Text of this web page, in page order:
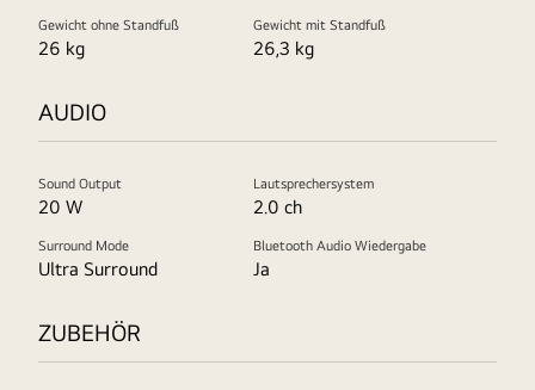
Gewicht ohne Standfuß
26 kg
Gewicht mit Standfuß
26,3 kg
AUDIO
Sound Output
20 W
Lautsprechersystem
2.0 ch
Surround Mode
Ultra Surround
Bluetooth Audio Wiedergabe
Ja
ZUBEHÖR